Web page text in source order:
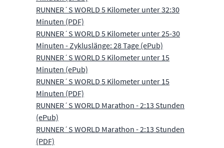
RUNNER´S WORLD 5 Kilometer unter 32:30
Minuten (PDF)
RUNNER´S WORLD 5 Kilometer unter 25-30
Minuten - Zykluslänge: 28 Tage (ePub)
RUNNER´S WORLD 5 Kilometer unter 15
Minuten (ePub)
RUNNER´S WORLD 5 Kilometer unter 15
Minuten (PDF)
RUNNER´S WORLD Marathon - 2:13 Stunden
(ePub)
RUNNER´S WORLD Marathon - 2:13 Stunden
(PDF)